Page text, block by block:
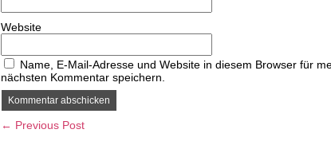
Website
Name, E-Mail-Adresse und Website in diesem Browser für
nächsten Kommentar speichern.
← Previous Post